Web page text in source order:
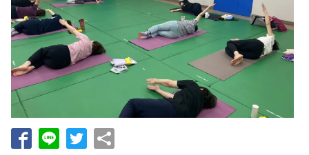
教室・イベントからのお知らせ
浜松市民スポーツ祭
お知らせ
個人情報の取り扱いに関する基本方針 特定商取引法に基づく表記 サイトマップ
浜松スポーツ協会に関する